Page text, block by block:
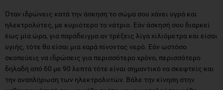
Όταν ιδρώνεις κατά την άσκηση το σώμα σου χάνει υγρά και
ηλεκτρολύτες, με κυριότερο το νάτριο. Εάν άσκησή σου διαρκεί
έως μία ώρα, για παράδειγμα αν τρέξεις λίγα χιλιόμετρα και είσαι
υγιής, τότε θα είσαι μια χαρά πίνοντας νερό. Εάν ωστόσο
σκοπεύεις να ιδρώσεις για περισσότερο χρόνο, περισσότερο
δηλαδή από 60 με 90 λεπτά τότε είναι σημαντικό να σκεφτείς και
την αναπλήρωση των ηλεκτρολυτών. Βάλε την κίνηση στην